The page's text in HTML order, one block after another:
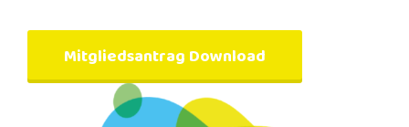
Mitgliedsantrag Download